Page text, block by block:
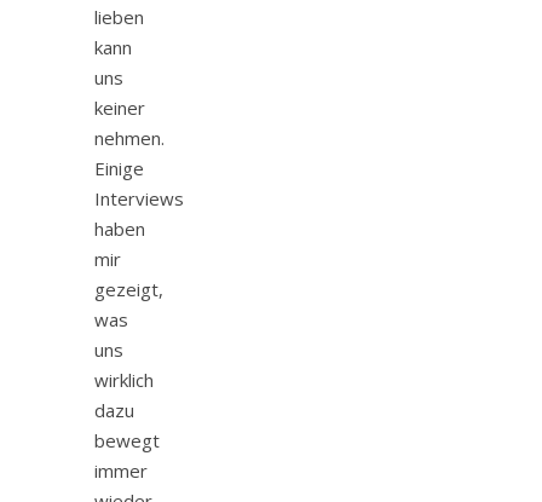
lieben
kann
uns
keiner
nehmen.
Einige
Interviews
haben
mir
gezeigt,
was
uns
wirklich
dazu
bewegt
immer